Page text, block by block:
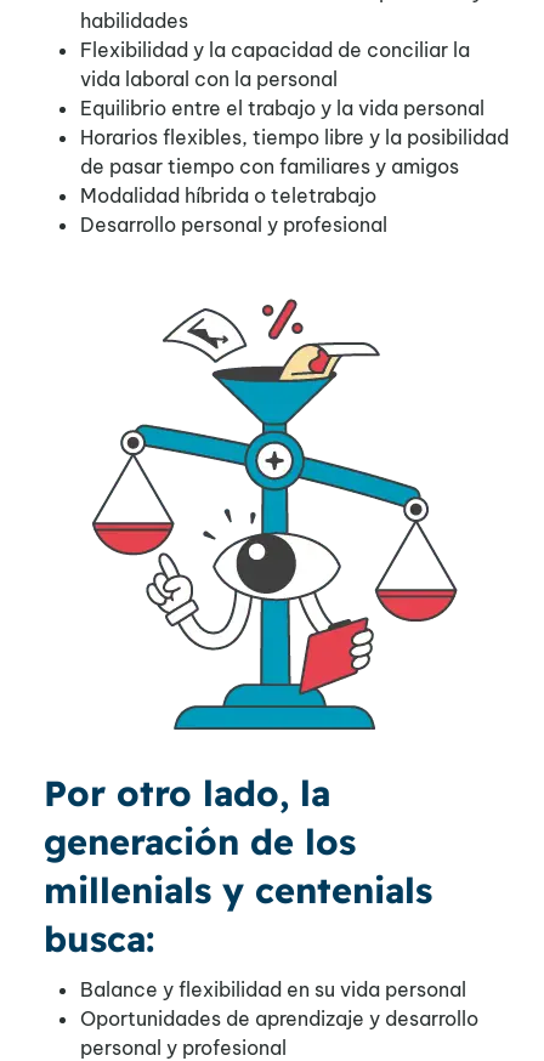
habilidades
Flexibilidad y la capacidad de conciliar la
vida laboral con la personal
Equilibrio entre el trabajo y la vida personal
Horarios flexibles, tiempo libre y la posibilidad
de pasar tiempo con familiares y amigos
Modalidad híbrida o teletrabajo
Desarrollo personal y profesional
Por otro lado, la
generación de los
millenials y centenials
busca:
Balance y flexibilidad en su vida personal
Oportunidades de aprendizaje y desarrollo
personal y profesional